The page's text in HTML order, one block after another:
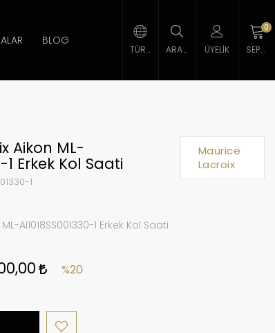
BLOG
ÜYELIK
0
Maurice
Lacroix
Aikon ML-
1 Erkek Kol Saati
1
AI1018SS001330-1 Erkek Kol Saati
%20